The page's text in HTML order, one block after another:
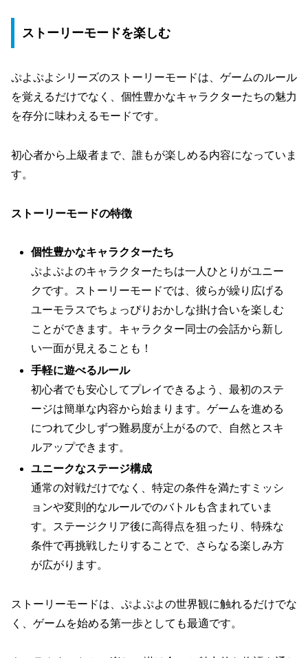
ストーリーモードを楽しむ
ぷよぷよシリーズのストーリーモードは、ゲームのルール
を覚えるだけでなく、個性豊かなキャラクターたちの魅力
を存分に味わえるモードです。
初心者から上級者まで、誰もが楽しめる内容になっていま
す。
ストーリーモードの特徴
個性豊かなキャラクターたち
ぷよぷよのキャラクターたちは一人ひとりがユニー
クです。ストーリーモードでは、彼らが繰り広げる
ユーモラスでちょっぴりおかしな掛け合いを楽しむ
ことができます。キャラクター同士の会話から新し
い一面が見えることも！
手軽に遊べるルール
初心者でも安心してプレイできるよう、最初のステ
ージは簡単な内容から始まります。ゲームを進める
につれて少しずつ難易度が上がるので、自然とスキ
ルアップできます。
ユニークなステージ構成
通常の対戦だけでなく、特定の条件を満たすミッシ
ョンや変則的なルールでのバトルも含まれていま
す。ステージクリア後に高得点を狙ったり、特殊な
条件で再挑戦したりすることで、さらなる楽しみ方
が広がります。
ストーリーモードは、ぷよぷよの世界観に触れるだけでな
く、ゲームを始める第一歩としても最適です。